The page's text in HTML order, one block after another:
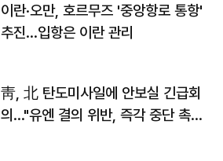
이란·오만, 호르무즈 '중앙항로 통항'
추진…입항은 이란 관리
靑, 北 탄도미사일에 안보실 긴급회
의…"유엔 결의 위반, 즉각 중단 촉